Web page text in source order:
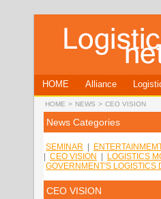
HOME Alliance
HOME > NEWS > CEO VISION
News Categories
SEMINAR
CEO VISION LOGISTICS
GOVERNMENT'S LOGISTICS
CEO VISION